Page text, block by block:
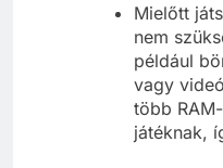
Mielőtt
nem
például
vagy
több
játéknak,